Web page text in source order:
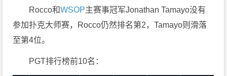
Rocco和WSOP主赛事冠军Jonathan Tamayo没有
参加扑克大师赛，Rocco仍然排名第2，Tamayo则滑落
至第4位。
PGT排行榜前10名：